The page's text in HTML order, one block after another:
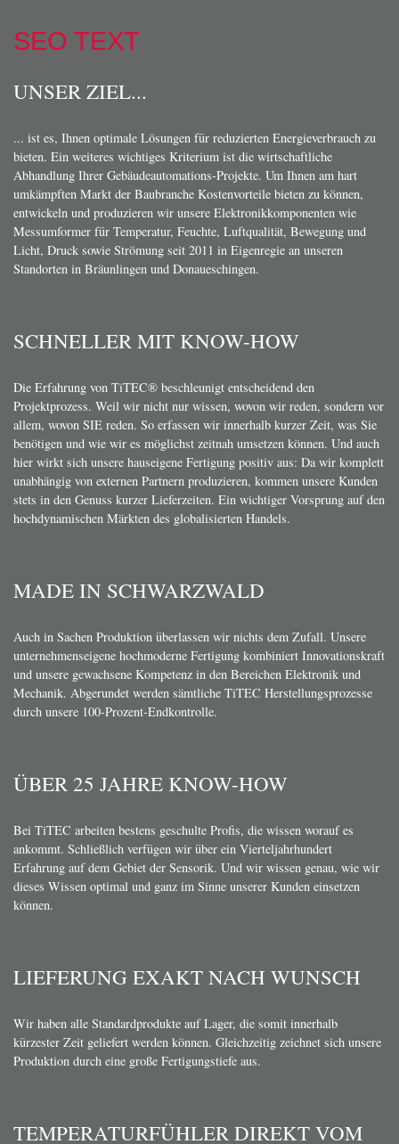
SEO TEXT
UNSER ZIEL...
... ist es, Ihnen optimale Lösungen für reduzierten Energieverbrauch zu
bieten. Ein weiteres wichtiges Kriterium ist die wirtschaftliche
Abhandlung Ihrer Gebäudeautomations-Projekte. Um Ihnen am hart
umkämpften Markt der Baubranche Kostenvorteile bieten zu können,
entwickeln und produzieren wir unsere Elektronikkomponenten wie
Messumformer für Temperatur, Feuchte, Luftqualität, Bewegung und
Licht, Druck sowie Strömung seit 2011 in Eigenregie an unseren
Standorten in Bräunlingen und Donaueschingen.
SCHNELLER MIT KNOW-HOW
Die Erfahrung von TiTEC® beschleunigt entscheidend den
Projektprozess. Weil wir nicht nur wissen, wovon wir reden, sondern vor
allem, wovon SIE reden. So erfassen wir innerhalb kurzer Zeit, was Sie
benötigen und wie wir es möglichst zeitnah umsetzen können. Und auch
hier wirkt sich unsere hauseigene Fertigung positiv aus: Da wir komplett
unabhängig von externen Partnern produzieren, kommen unsere Kunden
stets in den Genuss kurzer Lieferzeiten. Ein wichtiger Vorsprung auf den
hochdynamischen Märkten des globalisierten Handels.
MADE IN SCHWARZWALD
Auch in Sachen Produktion überlassen wir nichts dem Zufall. Unsere
unternehmenseigene hochmoderne Fertigung kombiniert Innovationskraft
und unsere gewachsene Kompetenz in den Bereichen Elektronik und
Mechanik. Abgerundet werden sämtliche TiTEC Herstellungsprozesse
durch unsere 100-Prozent-Endkontrolle.
ÜBER 25 JAHRE KNOW-HOW
Bei TiTEC arbeiten bestens geschulte Profis, die wissen worauf es
ankommt. Schließlich verfügen wir über ein Vierteljahrhundert
Erfahrung auf dem Gebiet der Sensorik. Und wir wissen genau, wie wir
dieses Wissen optimal und ganz im Sinne unserer Kunden einsetzen
können.
LIEFERUNG EXAKT NACH WUNSCH
Wir haben alle Standardprodukte auf Lager, die somit innerhalb
kürzester Zeit geliefert werden können. Gleichzeitig zeichnet sich unsere
Produktion durch eine große Fertigungstiefe aus.
TEMPERATURFÜHLER DIREKT VOM